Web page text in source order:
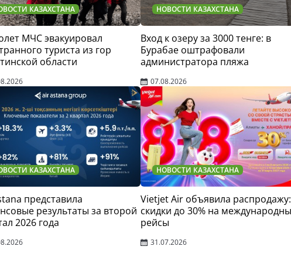
КАЗАХСТАНА
МЧС эвакуировал
туриста из гор
области
НОВОСТИ КАЗАХСТАНА
Вход к озеру за 3000 тенге: в
Бурабае оштрафовали
администратора пляжа
07.08.2026
КАЗАХСТАНА
представила
результаты за второй
2026 года
НОВОСТИ КАЗАХСТАНА
Vietjet Air объявила распродажу:
скидки до 30% на
рейсы
31.07.2026